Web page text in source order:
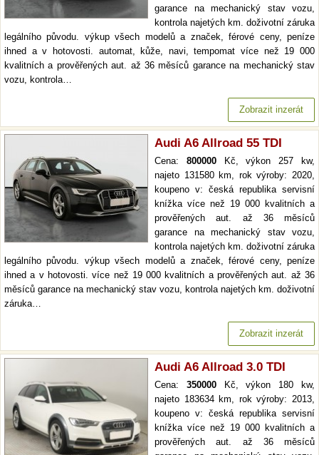
garance na mechanický stav vozu,
kontrola najetých km. doživotní záruka
legálního původu. výkup všech modelů a značek, férové ceny, peníze
ihned a v hotovosti. automat, kůže, navi, tempomat více než 19 000
kvalitních a prověřených aut. až 36 měsíců garance na mechanický stav
vozu, kontrola…
Zobrazit inzerát
Audi A6 Allroad 55 TDI
Cena: 800000Kč, výkon 257 kw,
najeto 131580 km, rok výroby: 2020,
koupeno v: česká republika servisní
knížka více než 19 000 kvalitních a
prověřených aut. až 36 měsíců
garance na mechanický stav vozu,
kontrola najetých km. doživotní záruka
legálního původu. výkup všech modelů a značek, férové ceny, peníze
ihned a v hotovosti. více než 19 000 kvalitních a prověřených aut. až 36
měsíců garance na mechanický stav vozu, kontrola najetých km. doživotní
záruka…
Zobrazit inzerát
Audi A6 Allroad 3.0 TDI
Cena: 350000Kč, výkon 180 kw,
najeto 183634 km, rok výroby: 2013,
koupeno v: česká republika servisní
knížka více než 19 000 kvalitních a
prověřených aut. až 36 měsíců